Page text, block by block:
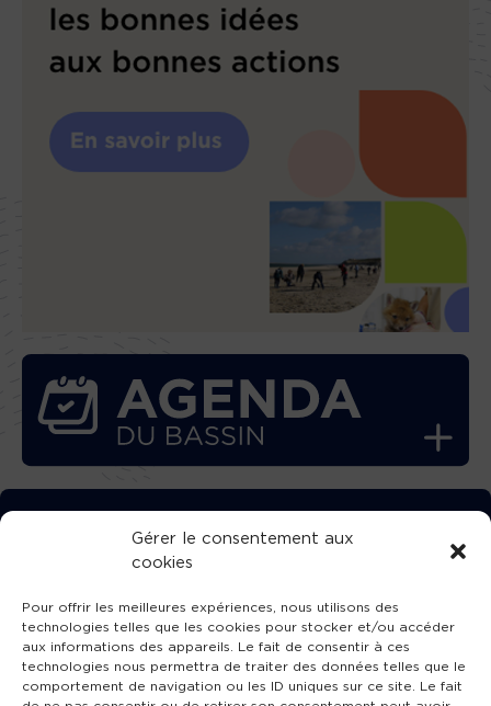
Gérer le consentement aux
cookies
Pour offrir les meilleures expériences, nous utilisons des
technologies telles que les cookies pour stocker et/ou accéder
aux informations des appareils. Le fait de consentir à ces
technologies nous permettra de traiter des données telles que le
comportement de navigation ou les ID uniques sur ce site. Le fait
TÉLÉCHARGEZ GRATUITEMENT
L’APPLICATION TVBA !
SUIVEZ-NOUS !